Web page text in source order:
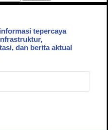
tepercaya
dan berita aktual